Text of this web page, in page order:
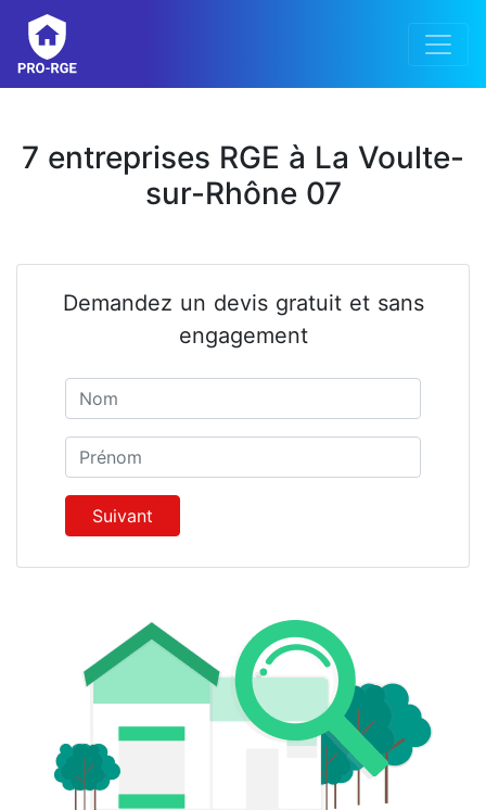
7 entreprises RGE à La Voulte-
sur-Rhône 07
Demandez un devis gratuit et sans
engagement
Prénom
Suivant